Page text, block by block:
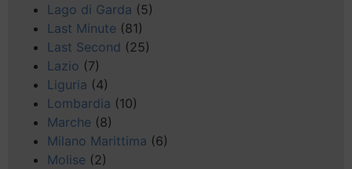
Lago di Garda (5)
Last Minute (81)
Last Second (25)
Lazio (7)
Liguria (4)
Lombardia (10)
Marche (8)
Milano Marittima (6)
Molise (2)